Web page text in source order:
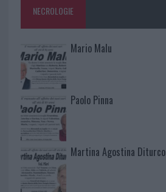
NECROLOGIE
Mario Malu
Paolo Pinna
Martina Agostina Diturco